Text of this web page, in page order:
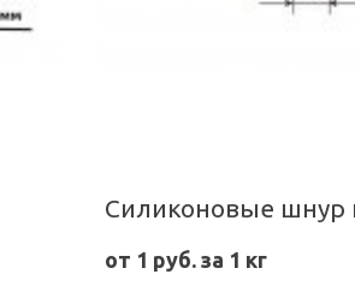
от 1 руб. за 1 кг